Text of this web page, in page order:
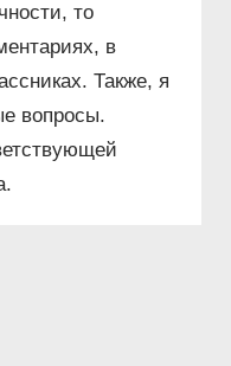
то
в
Также, я
вопросы.